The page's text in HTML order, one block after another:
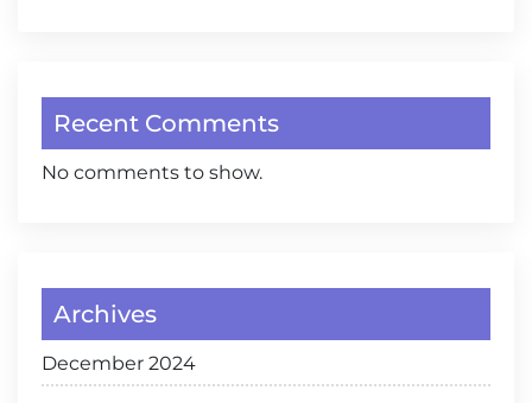
Recent Comments
No comments to show.
Archives
December 2024